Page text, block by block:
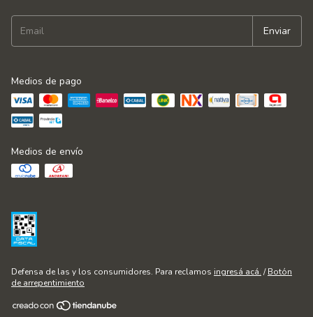
Medios de pago
Medios de envío
Defensa de las y los consumidores. Para reclamos ingresá acá. / Botón
de arrepentimiento